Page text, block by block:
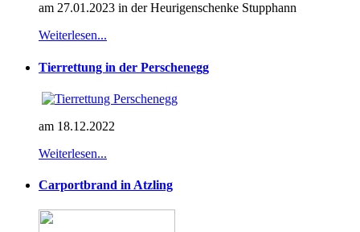
am 27.01.2023 in der Heurigenschenke Stupphann
Weiterlesen...
Tierrettung in der Perschenegg
am 18.12.2022
Weiterlesen...
Carportbrand in Atzling